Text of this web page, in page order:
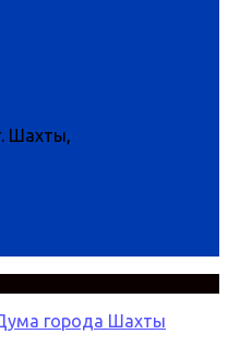
Шахты,
города Шахты